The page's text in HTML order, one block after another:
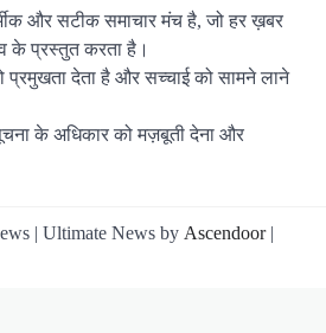
और सटीक समाचार मंच है, जो हर ख़बर
के प्रस्तुत करता है।
देता है और सच्चाई को सामने लाने
के अधिकार को मज़बूती देना और
| Ultimate News by Ascendoor|